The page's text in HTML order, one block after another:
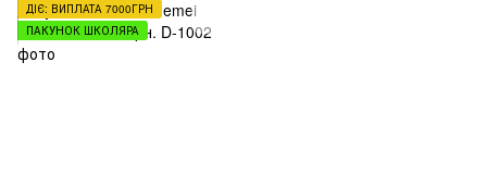
ДІЄ: ВИПЛАТА 7000ГРН
ПАКУНОК ШКОЛЯРА